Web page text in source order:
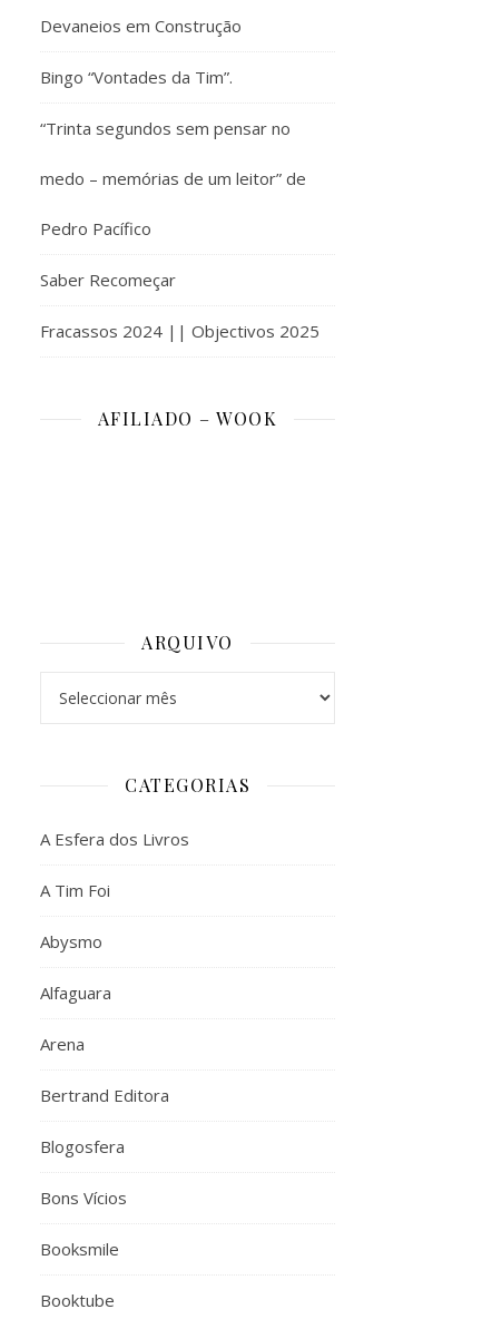
Devaneios em Construção
Bingo “Vontades da Tim”.
“Trinta segundos sem pensar no
medo – memórias de um leitor” de
Pedro Pacífico
Saber Recomeçar
Fracassos 2024 || Objectivos 2025
AFILIADO – WOOK
ARQUIVO
CATEGORIAS
A Esfera dos Livros
A Tim Foi
Abysmo
Alfaguara
Arena
Bertrand Editora
Blogosfera
Bons Vícios
Booksmile
Booktube